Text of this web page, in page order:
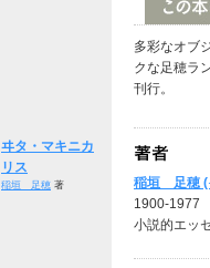
多彩なオブ
クな足穂ラ
刊行。
稲垣 足穂 (
1900-1977
小説的エッ
ヰタ・マキニカ
リス
稲垣 足穂 著